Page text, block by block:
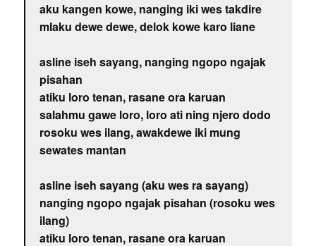
aku kangen kowe, nanging iki wes takdire
mlaku dewe dewe, delok kowe karo liane
asline iseh sayang, nanging ngopo ngajak
pisahan
atiku loro tenan, rasane ora karuan
salahmu gawe loro, loro ati ning njero dodo
rosoku wes ilang, awakdewe iki mung
sewates mantan
asline iseh sayang (aku wes ra sayang)
nanging ngopo ngajak pisahan (rosoku wes
ilang)
atiku loro tenan, rasane ora karuan